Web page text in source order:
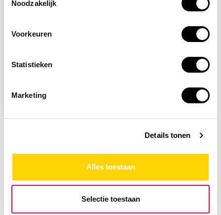
Noodzakelijk
Voorkeuren
Statistieken
Marketing
Details tonen
Alles toestaan
Selectie toestaan
Vuur, open vlam en